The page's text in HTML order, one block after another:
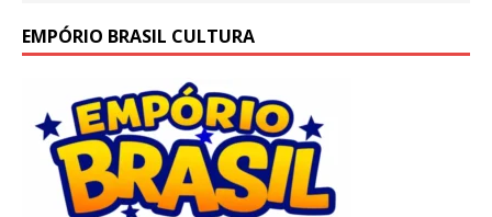
EMPÓRIO BRASIL CULTURA